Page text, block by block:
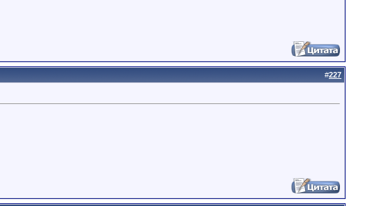
#227